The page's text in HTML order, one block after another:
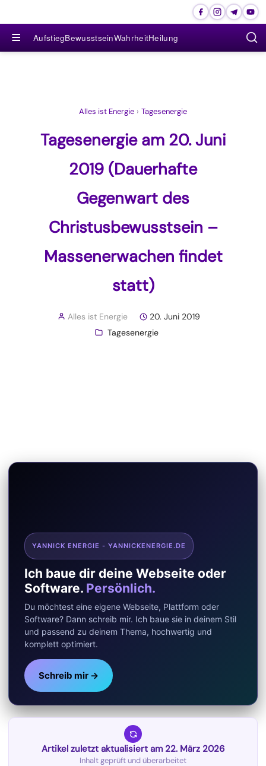
≡ AufstiegBewusstseinWahrheitHeilung
Alles ist Energie › Tagesenergie
Tagesenergie am 20. Juni
2019 (Dauerhafte
Gegenwart des
Christusbewusstsein –
Massenerwachen findet
statt)
Alles ist Energie
20. Juni 2019
Tagesenergie
YANNICK ENERGIE - YANNICKENERGIE.DE
Ich baue dir deine Webseite oder
Software. Persönlich.
Du möchtest eine eigene Webseite, Plattform oder
Software? Dann schreib mir. Ich baue sie in deinem Stil
und passend zu deinem Thema, hochwertig und
komplett optimiert.
Schreib mir →
Artikel zuletzt aktualisiert am 22. März 2026
Inhalt geprüft und überarbeitet